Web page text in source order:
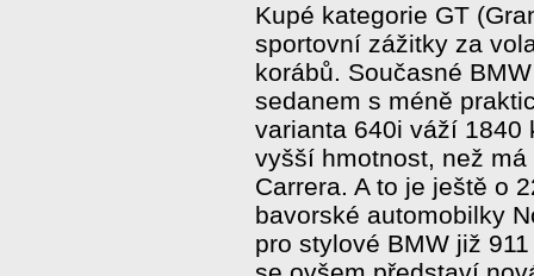
Kupé kategorie GT
sportovní zážitky za
korábů. Současné
sedanem s méně
varianta 640i váží 1840
vyšší hmotnost, než
Carrera. A to je ještě o
bavorské automobilky
pro stylové BMW již